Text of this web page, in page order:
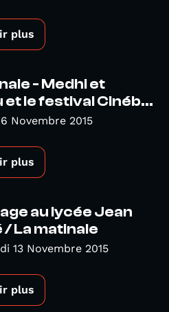
plus
- Medhi et
et le festival Cinéb...
Novembre 2015
plus
au lycée Jean
La matinale
13 Novembre 2015
plus